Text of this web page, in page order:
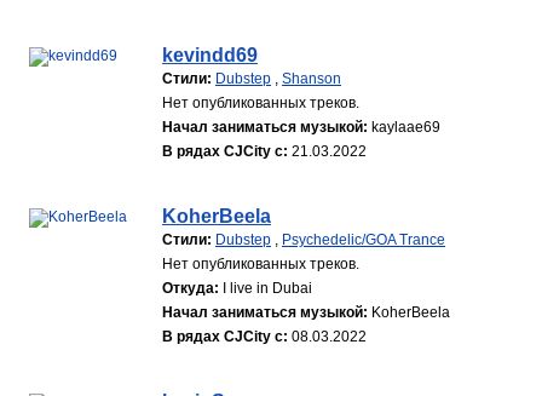
kevindd69
Стили: Dubstep , Shanson
Нет опубликованных треков.
Начал заниматься музыкой: kaylaae69
В рядах CJCity с: 21.03.2022
KoherBeela
Стили: Dubstep , Psychedelic/GOA Trance
Нет опубликованных треков.
Откуда:
I live in Dubai
Начал заниматься музыкой: KoherBeela
В рядах CJCity с: 08.03.2022